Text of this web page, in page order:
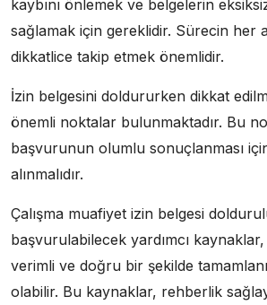
kaybını önlemek ve belgelerin
sağlamak için gereklidir. Sürecin her
dikkatlice takip etmek önemlidir.
İzin belgesini doldururken dikkat
önemli noktalar bulunmaktadır. Bu
başvurunun olumlu sonuçlanması
alınmalıdır.
Çalışma muafiyet izin belgesi
başvurulabilecek yardımcı
verimli ve doğru bir şekilde
olabilir. Bu kaynaklar, rehberlik